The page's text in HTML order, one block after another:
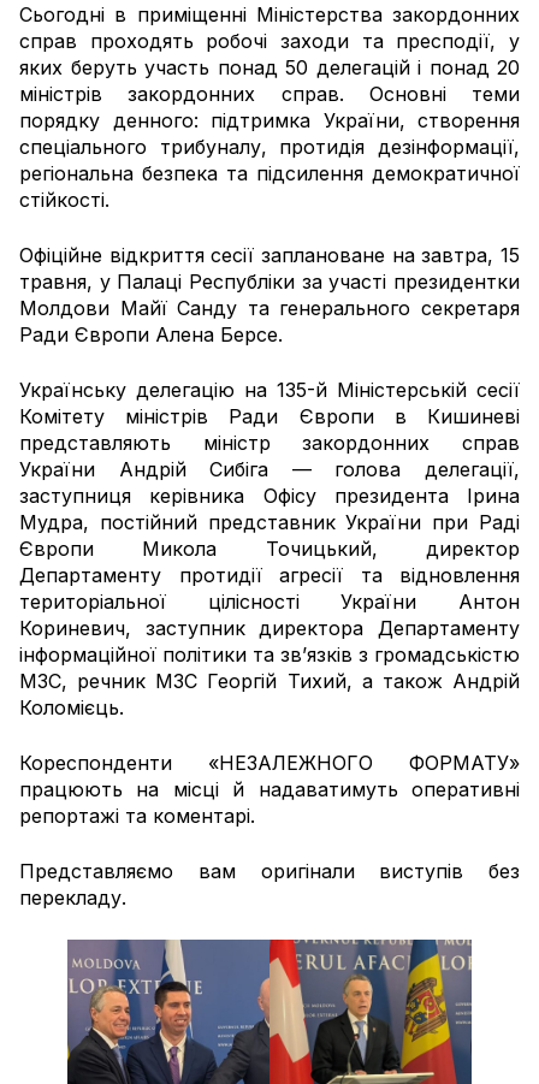
Сьогодні в приміщенні Міністерства закордонних
справ проходять робочі заходи та пресподії, у
яких беруть участь понад 50 делегацій і понад 20
міністрів закордонних справ. Основні теми
порядку денного: підтримка України, створення
спеціального трибуналу, протидія дезінформації,
регіональна безпека та підсилення демократичної
стійкості.
Офіційне відкриття сесії заплановане на завтра, 15
травня, у Палаці Республіки за участі президентки
Молдови Майї Санду та генерального секретаря
Ради Європи Алена Берсе.
Українську делегацію на 135-й Міністерській сесії
Комітету міністрів Ради Європи в Кишиневі
представляють міністр закордонних справ
України Андрій Сибіга — голова делегації,
заступниця керівника Офісу президента Ірина
Мудра, постійний представник України при Раді
Європи Микола Точицький, директор
Департаменту протидії агресії та відновлення
територіальної цілісності України Антон
Кориневич, заступник директора Департаменту
інформаційної політики та зв’язків з громадськістю
МЗС, речник МЗС Георгій Тихий, а також Андрій
Коломієць.
Кореспонденти «НЕЗАЛЕЖНОГО ФОРМАТУ»
працюють на місці й надаватимуть оперативні
репортажі та коментарі.
Представляємо вам оригінали виступів без
перекладу.